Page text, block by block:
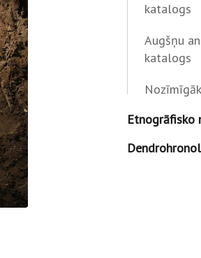
katalogs
Augšņu
katalogs
Etnogrāfisko